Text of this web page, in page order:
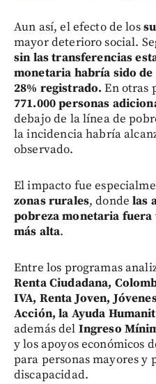
Aun así, el efecto de los
mayor deterioro social.
sin las transferencias
monetaria habría sido de
28% registrado.En otras
771.000 personas
debajo de la línea de
la incidencia habría
observado.
El impacto fue
zonas rurales, dondelas
pobreza monetaria
más alta.
Entre los programas
Renta Ciudadana,
IVA, Renta Joven,
Acción, la Ayuda
además del Ingreso
y los apoyos económicos
para personas mayores y
discapacidad.